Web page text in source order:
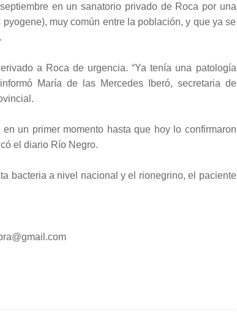
en un sanatorio privado de Roca por una
muy común entre la población, y que ya se
a Roca de urgencia. “Ya tenía una patología
María de las Mercedes Iberó, secretaria de
un primer momento hasta que hoy lo confirmaron
el diario Río Negro.
bacteria a nivel nacional y el rionegrino, el paciente